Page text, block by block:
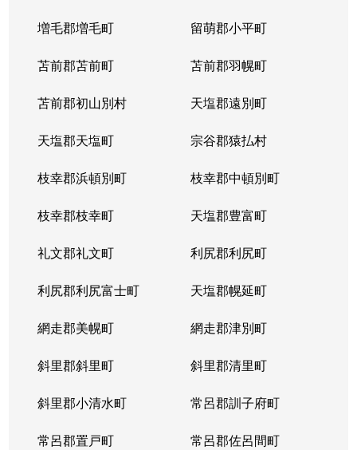
増毛郡増毛町 留萌郡小平町
苫前郡苫前町 苫前郡羽幌町
苫前郡初山別村 天塩郡遠別町
天塩郡天塩町 宗谷郡猿払村
枝幸郡浜頓別町 枝幸郡中頓別町
枝幸郡枝幸町 天塩郡豊富町
礼文郡礼文町 利尻郡利尻町
利尻郡利尻富士町 天塩郡幌延町
網走郡美幌町 網走郡津別町
斜里郡斜里町 斜里郡清里町
斜里郡小清水町 常呂郡訓子府町
常呂郡置戸町 常呂郡佐呂間町